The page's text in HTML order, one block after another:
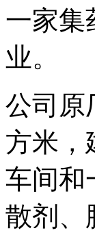
一家集
业。
公司原
方米，
车间和
散剂、